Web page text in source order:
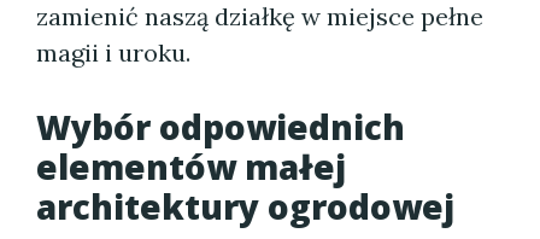
zamienić naszą działkę w miejsce pełne
magii i uroku.
Wybór odpowiednich
elementów małej
architektury ogrodowej